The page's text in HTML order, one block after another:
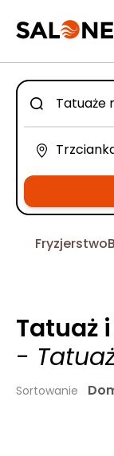
Fryzjerstwo
Tatuaż
-
Sortowanie